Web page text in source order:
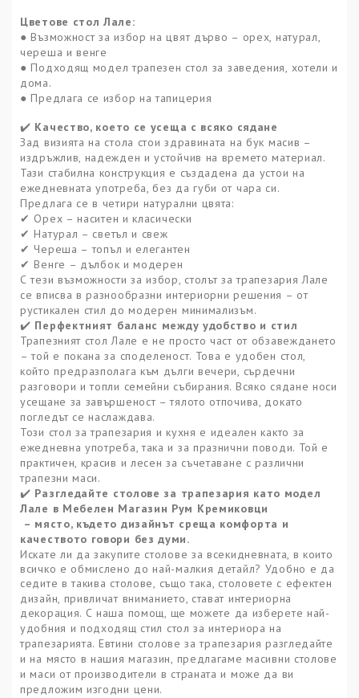
Цветове стол Лале:
● Възможност за избор на цвят дърво – орех, натурал,
череша и венге
●Подходящ модел трапезен стол за заведения, хотели и
дома.
● Предлага се избор на тапицерия
✔️ Качество, което се усеща с всяко сядане
Зад визията на стола стои здравината на бук масив –
издръжлив, надежден и устойчив на времето материал.
Тази стабилна конструкция е създадена да устои на
ежедневната употреба, без да губи от чара си.
Предлага се в четири натурални цвята:
✔ Орех – наситен и класически
✔ Натурал – светъл и свеж
✔ Череша – топъл и елегантен
✔ Венге – дълбок и модерен
С тези възможности за избор, столът за трапезария Лале
се вписва в разнообразни интериорни решения – от
рустикален стил до модерен минимализъм.
✔️ Перфектният баланс между удобство и стил
Трапезният стол Лале е не просто част от обзавеждането
– той е покана за споделеност. Това е удобен стол,
който предразполага към дълги вечери, сърдечни
разговори и топли семейни събирания. Всяко сядане носи
усещане за завършеност – тялото отпочива, докато
погледът се наслаждава.
Този стол за трапезария и кухня е идеален както за
ежедневна употреба, така и за празнични поводи. Той е
практичен, красив и лесен за съчетаване с различни
трапезни маси.
✔️ Разгледайте столове за трапезария като модел
Лале в Мебелен Магазин Рум Кремиковци
– място, където дизайнът среща комфорта и
качеството говори без думи.
Искате ли да закупите столове за всекидневната, в които
всичко е обмислено до най-малкия детайл? Удобно е да
седите в такива столове, също така, столовете с ефектен
дизайн, привличат вниманието, стават интериорна
декорация. С наша помощ, ще можете да изберете най-
удобния и подходящ стил столза интериора на
трапезарията. Евтини столове за трапезария разгледайте
и на място в нашия магазин, предлагаме масивни столове
и маси от производители в страната и може да ви
предложим изгодни цени.